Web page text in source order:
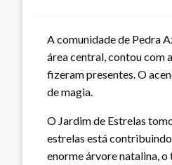
A comunidade de Pedra
área central, contou com
fizeram presentes. O
de magia.
O Jardim de Estrelas
estrelas está
enorme árvore natalina,